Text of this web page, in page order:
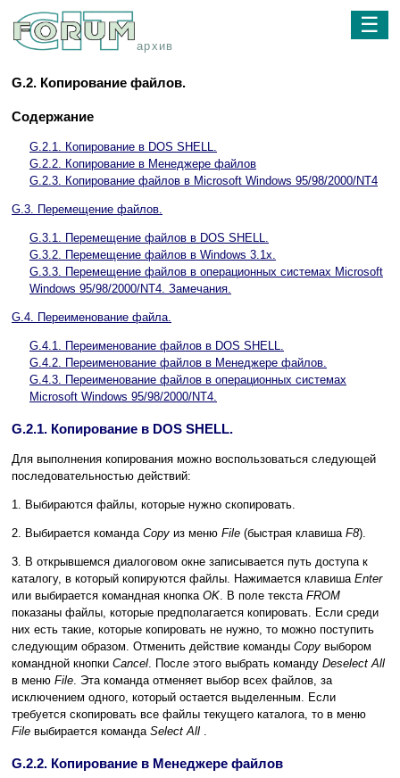
архив
☰
G.2. Копирование файлов.
Содержание
G.2.1. Копирование в DOS SHELL.
G.2.2. Копирование в Менеджере файлов
G.2.3. Копирование файлов в Microsoft Windows 95/98/2000/NT4
G.3. Перемещение файлов.
G.3.1. Перемещение файлов в DOS SHELL.
G.3.2. Перемещение файлов в Windows 3.1x.
G.3.3. Перемещение файлов в операционных системах Microsoft
Windows 95/98/2000/NT4. Замечания.
G.4. Переименование файла.
G.4.1. Переименование файлов в DOS SHELL.
G.4.2. Переименование файлов в Менеджере файлов.
G.4.3. Переименование файлов в операционных системах
Microsoft Windows 95/98/2000/NT4.
G.2.1. Копирование в DOS SHELL.
Для выполнения копирования можно воспользоваться следующей
последовательностью действий:
1. Выбираются файлы, которые нужно скопировать.
2. Выбирается команда Copy из меню File (быстрая клавиша F8).
3. В открывшемся диалоговом окне записывается путь доступа к
каталогу, в который копируются файлы. Нажимается клавиша Enter
или выбирается командная кнопка OK. В поле текста FROM
показаны файлы, которые предполагается копировать. Если среди
них есть такие, которые копировать не нужно, то можно поступить
следующим образом. Отменить действие команды Copy выбором
командной кнопки Cancel. После этого выбрать команду Deselect All
в меню File. Эта команда отменяет выбор всех файлов, за
исключением одного, который остается выделенным. Если
требуется скопировать все файлы текущего каталога, то в меню
File выбирается команда Select All .
G.2.2. Копирование в Менеджере файлов